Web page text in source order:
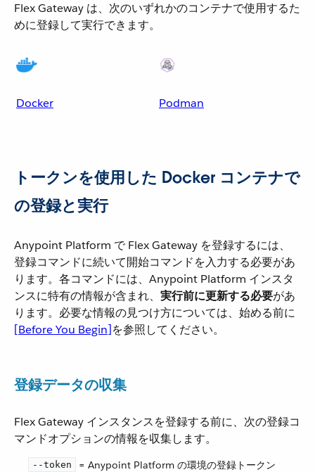
Flex Gateway は、次のいずれかのコンテナで使用するた
めに登録して実行できます。
Docker Podman
トークンを使用した Docker コンテナで
の登録と実行
Anypoint Platform で Flex Gateway を登録するには、
登録コマンドに続いて開始コマンドを入力する必要があ
ります。各コマンドには、Anypoint Platform インスタ
ンスに特有の情報が含まれ、​ 実行前に更新する必要​があ
ります。必要な情報の見つけ方については、始める前に​
[Before You Begin]​を参照してください。
登録データの収集
Flex Gateway インスタンスを登録する前に、次の登録コ
マンドオプションの情報を収集します。
--token ​ = Anypoint Platform の環境の登録トークン